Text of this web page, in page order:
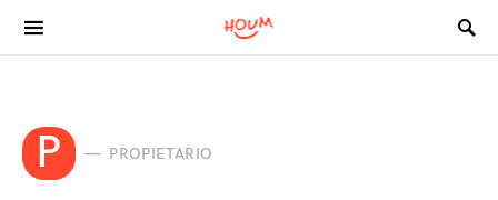
Search for:
P PROPIETARIO